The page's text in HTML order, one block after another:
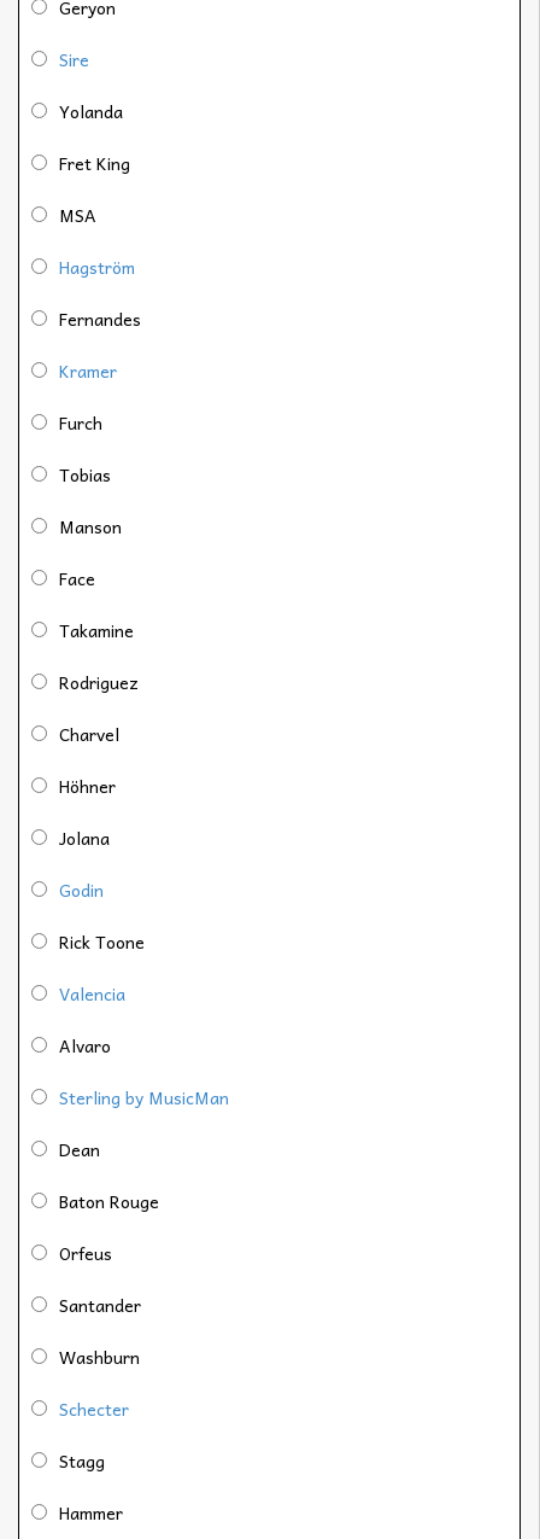
Geryon
Sire
Yolanda
Fret King
MSA
Hagström
Fernandes
Kramer
Furch
Tobias
Manson
Face
Takamine
Rodriguez
Charvel
Höhner
Jolana
Godin
Rick Toone
Valencia
Alvaro
Sterling by MusicMan
Dean
Baton Rouge
Orfeus
Santander
Washburn
Schecter
Stagg
Hammer